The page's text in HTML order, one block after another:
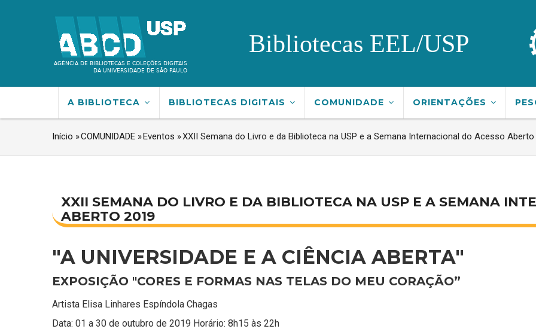
Bibliotecas EEL/USP
NAVEGAÇÃO
PRINCIPAL
A BIBLIOTECA BIBLIOTECAS DIGITAIS COMUNIDADE ORIENTAÇÕES
TRILHA
DE
Início »COMUNIDADE »Eventos »XXII Semana do Livro e da Biblioteca na USP e a Semana Internacional do Acesso Aberto
XXII SEMANA DO LIVRO E DA BIBLIOTECA NA USP E A SEMANA
ABERTO 2019
"A UNIVERSIDADE E A CIÊNCIA ABERTA"
EXPOSIÇÃO "CORES E FORMAS NAS TELAS DO MEU CORAÇÃO”
Artista Elisa Linhares Espíndola Chagas
Data: 01 a 30 de outubro de 2019 Horário: 8h15 às 22h